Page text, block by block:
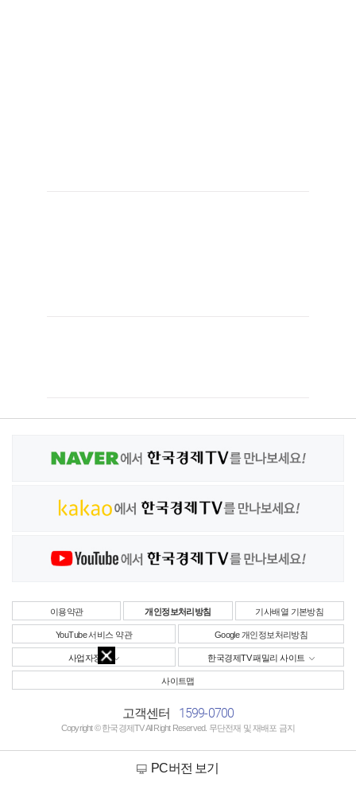
이용약관 개인정보처리방침 기사배열 기본방침
YouTube 서비스 약관 Google 개인정보처리방침
사업자정보 한국경제TV 패밀리 사이트
사이트맵
고객센터 1599-0700
Copyright © 한국경제TV All Right Reserved. 무단전재 및 재배포 금지
PC버전 보기